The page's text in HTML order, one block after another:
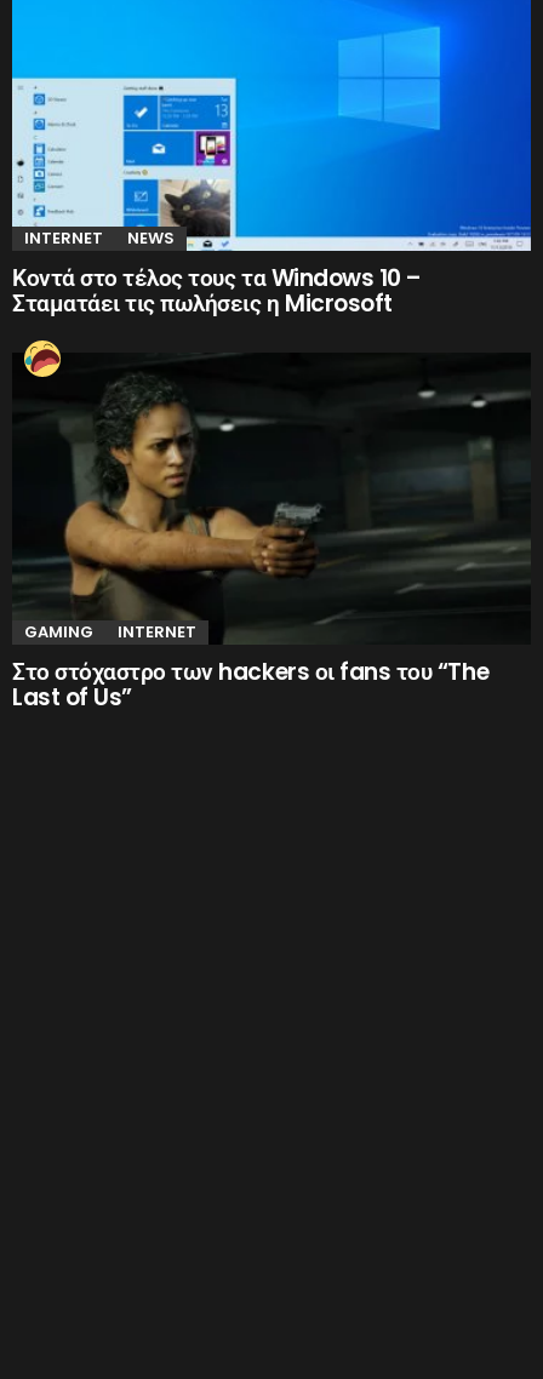
INTERNET NEWS
Κοντά στο τέλος τους τα Windows 10 –
Σταματάει τις πωλήσεις η Microsoft
GAMING INTERNET
Στο στόχαστρο των hackers οι fans του “The
Last of Us”